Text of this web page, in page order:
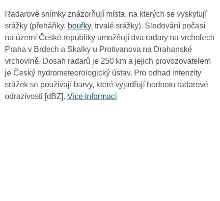
Radarové snímky znázorňují místa, na kterých se vyskytují
srážky (přeháňky, bouřky, trvalé srážky). Sledování počasí
na území České republiky umožňují dva radary na vrcholech
Praha v Brdech a Skalky u Protivanova na Drahanské
vrchovině. Dosah radarů je 250 km a jejich provozovatelem
je Český hydrometeorologický ústav. Pro odhad intenzity
srážek se používají barvy, které vyjadřují hodnotu radarové
odrazivosti [dBZ]. Více informací